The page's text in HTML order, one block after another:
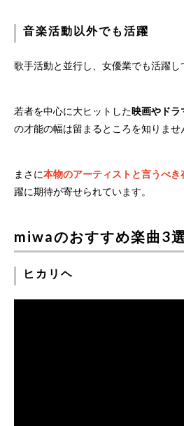
音楽活動以外でも活躍
歌手活動と並行し、女優業でも活躍し
若者を中心に大ヒットした映画やドラ
の才能の幅は留まるところを知りませ
まさに本物のアーティストと言うべき
躍に期待が寄せられています。
miwaのおすすめ楽曲3選
ヒカリヘ